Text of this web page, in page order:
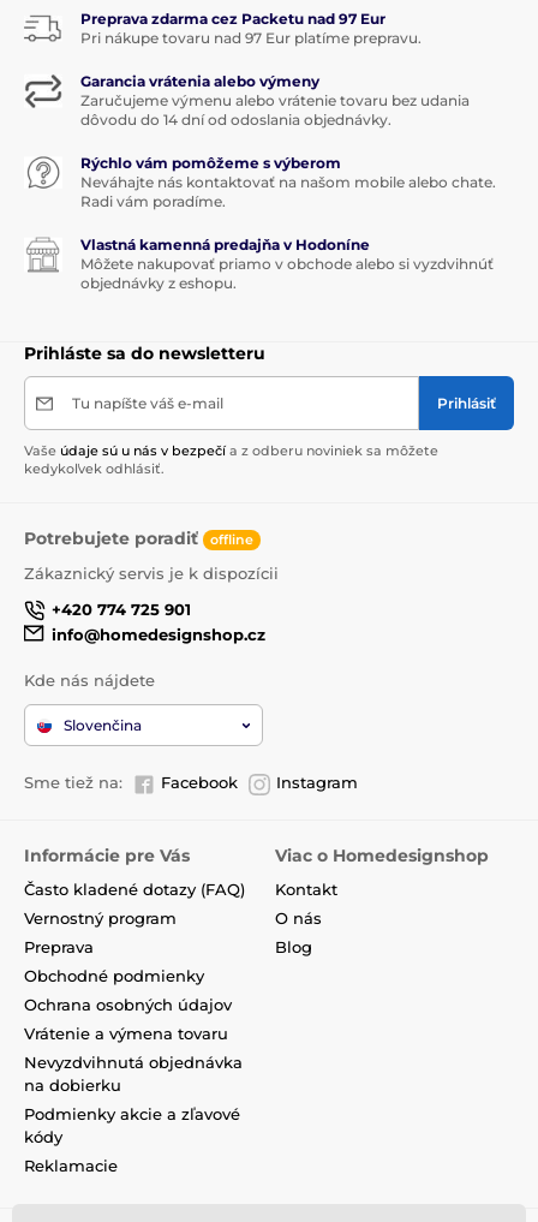
Preprava zdarma cez Packetu nad 97 Eur
Pri nákupe tovaru nad 97 Eur platíme prepravu.
Garancia vrátenia alebo výmeny
Zaručujeme výmenu alebo vrátenie tovaru bez udania
dôvodu do 14 dní od odoslania objednávky.
Rýchlo vám pomôžeme s výberom
Neváhajte nás kontaktovať na našom mobile alebo chate.
Radi vám poradíme.
Vlastná kamenná predajňa v Hodoníne
Môžete nakupovať priamo v obchode alebo si vyzdvihnúť
objednávky z eshopu.
Prihláste sa do newsletteru
Tu napíšte váš e-mail Prihlásiť
Vaše údaje sú u nás v bezpečí a z odberu noviniek sa môžete
kedykoľvek odhlásiť.
Potrebujete poradiť offline
Zákaznický servis je k dispozícii
+420 774 725 901
info@homedesignshop.cz
Kde nás nájdete
Slovenčina
Sme tiež na: Facebook Instagram
Informácie pre Vás
Často kladené dotazy (FAQ)
Vernostný program
Preprava
Obchodné podmienky
Ochrana osobných údajov
Vrátenie a výmena tovaru
Nevyzdvihnutá objednávka
na dobierku
Podmienky akcie a zľavové
kódy
Reklamacie
Viac o Homedesignshop
Kontakt
O nás
Blog